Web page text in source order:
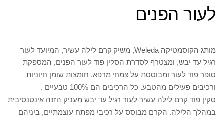
לעור הפנים
מותג הקוסמטיקה Weleda, משיק קרם לילה עשיר, המיועד לעור
רגיל עד יבש, ומצטרף לסדרת הסקין פוד לעור הפנים, המספקת
סופר פוד לעור ומבוססת על צמחי מרפא, חומצות שומן חיוניות
ורכיבים פעילים מהטבע. כל הרכיבים הם 100% טבעיים .
סקין פוד קרם לילה עשיר לעור רגיל עד יבש מעניק הזנה אינטנסיבית
במהלך הלילה. הקרם מבוסס על רכיבי מפתח עוצמתיים, ביניהם